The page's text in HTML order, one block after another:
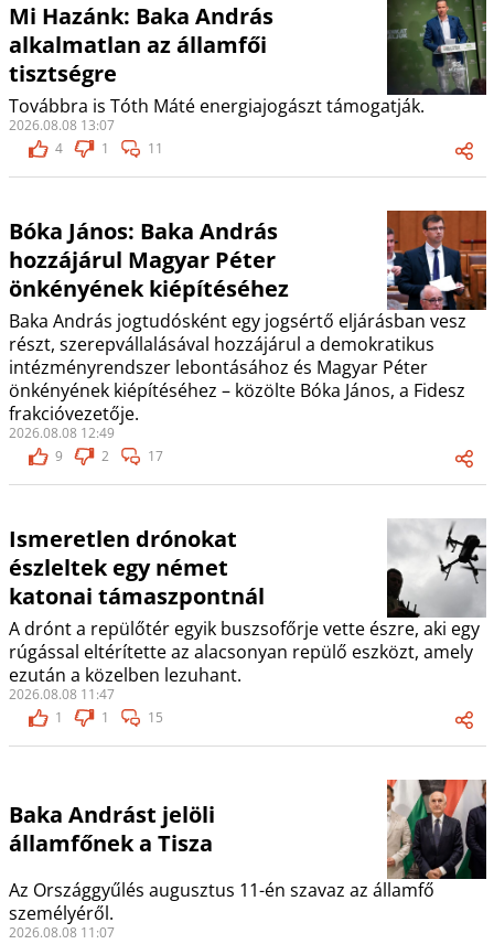
Mi Hazánk: Baka András
alkalmatlan az államfői
tisztségre
Továbbra is Tóth Máté energiajogászt támogatják.
2026.08.08 13:07
4
1 11
Bóka János: Baka András
hozzájárul Magyar Péter
önkényének kiépítéséhez
Baka András jogtudósként egy jogsértő eljárásban vesz
részt, szerepvállalásával hozzájárul a demokratikus
intézményrendszer lebontásához és Magyar Péter
önkényének kiépítéséhez – közölte Bóka János, a Fidesz
frakcióvezetője.
2026.08.08 12:49
9
2 17
Ismeretlen drónokat
észleltek egy német
katonai támaszpontnál
A drónt a repülőtér egyik buszsofőrje vette észre, aki egy
rúgással eltérítette az alacsonyan repülő eszközt, amely
ezután a közelben lezuhant.
2026.08.08 11:47
1
1 15
Baka Andrást jelöli
államfőnek a Tisza
Az Országgyűlés augusztus 11-én szavaz az államfő
személyéről.
2026.08.08 11:07